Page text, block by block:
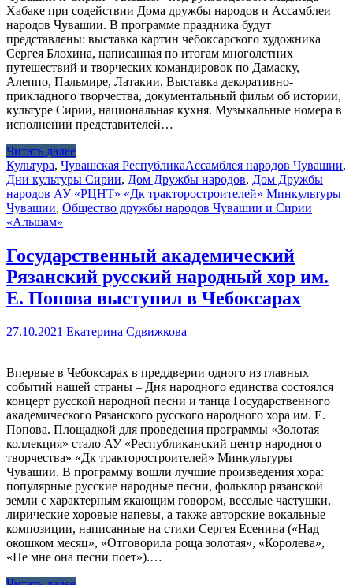
Хабаке при содействии Дома дружбы народов и Ассамблеи
народов Чувашии. В программе праздника будут
представлены: выставка картин чебоксарского художника
Сергея Блохина, написанная по итогам многолетних
путешествий и творческих командировок по Дамаску,
Алеппо, Пальмире, Латакии. Выставка декоративно-
прикладного творчества, документальный фильм об истории,
культуре Сирии, национальная кухня. Музыкальные номера в
исполнении представителей…
Читать далее
Культура, Чувашская РеспубликаАссамблея народов Чувашии,
Дни культуры Сирии, Дом Дружбы народов, Дом Дружбы
народов АУ «РЦНТ» «Дк тракторостроителей» Минкультуры
Чувашии, Общество дружбы народов Чувашии и Сирии
«Альшам»
Государственный академический
Рязанский русский народный хор им.
Е. Попова выступил в Чебоксарах
27.10.2021 Екатерина Сдвижкова
Впервые в Чебоксарах в преддверии одного из главных
событий нашей страны – Дня народного единства состоялся
концерт русской народной песни и танца Государственного
академического Рязанского русского народного хора им. Е.
Попова. Площадкой для проведения программы «Золотая
коллекция» стало АУ «Республиканский центр народного
творчества» «Дк тракторостроителей» Минкультуры
Чувашии. В программу вошли лучшие произведения хора:
популярные русские народные песни, фольклор рязанской
земли с характерным якающим говором, веселые частушки,
лирические хоровые напевы, а также авторские вокальные
композиции, написанные на стихи Сергея Есенина («Над
окошком месяц», «Отговорила роща золотая», «Королева»,
«Не мне она песни поет»).…